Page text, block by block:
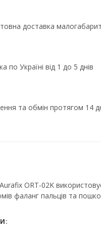
доставка
по Україні від 1 до 5 днів
та обмін протягом 14
ORT-02K
фаланг пальців та